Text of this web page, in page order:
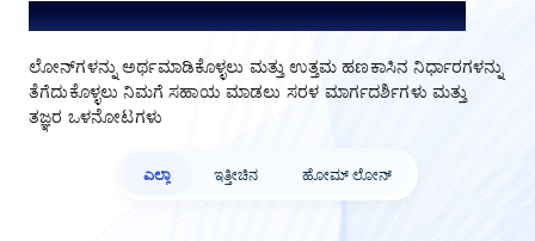
ಲೋನ್‌ಗಳನ್ನು ಅರ್ಥಮಾಡಿಕೊಳ್ಳಿ. ಉತ್ತಮವಾಗಿ ಆಯ್ಕೆಮಾಡಿ.
ಲೋನ್‌ಗಳನ್ನು ಅರ್ಥಮಾಡಿಕೊಳ್ಳಲು ಮತ್ತು ಉತ್ತಮ ಹಣಕಾಸಿನ ನಿರ್ಧಾರಗಳನ್ನು
ತೆಗೆದುಕೊಳ್ಳಲು ನಿಮಗೆ ಸಹಾಯ ಮಾಡಲು ಸರಳ ಮಾರ್ಗದರ್ಶಿಗಳು ಮತ್ತು
ತಜ್ಞರ ಒಳನೋಟಗಳು
ಎಲ್ಲಾ ಇತ್ತೀಚಿನ ಹೋಮ್ ಲೋನ್‌